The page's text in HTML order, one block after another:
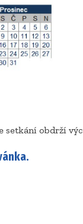
setkání obdrží